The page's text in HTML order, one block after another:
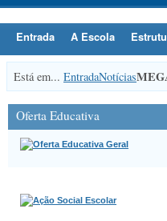
Entrada A Escola
Está em... EntradaNotícias
Oferta Educativa